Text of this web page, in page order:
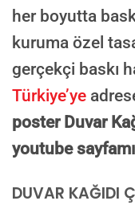
Görseliniz baskıya
AI
her boyutta
kuruma özel
gerçekçi baskı
Türkiye’ye
poster Duvar
youtube
DUVAR KAĞIDI